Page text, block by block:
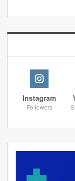
Instagram
Followers